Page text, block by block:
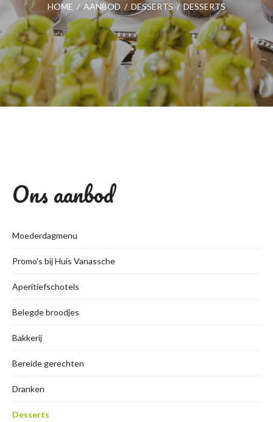
HOME / AANBOD / DESSERTS / DESSERTS
Ons aanbod
Moederdagmenu
Promo's bij Huis Vanassche
Aperitiefschotels
Belegde broodjes
Bakkerij
Bereide gerechten
Dranken
Desserts